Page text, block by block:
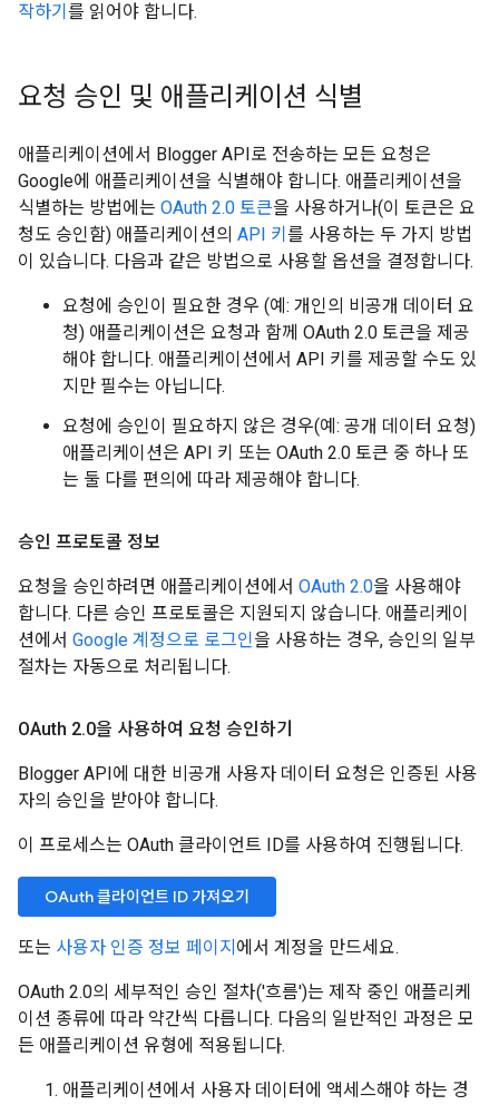
작하기 를 읽어야 합니다.
요청 승인 및 애플리케이션 식별
애플리케이션에서 Blogger API로 전송하는 모든 요청은
Google에 애플리케이션을 식별해야 합니다. 애플리케이션을
식별하는 방법에는 OAuth 2.0 토큰을 사용하거나(이 토큰은 요
청도 승인함) 애플리케이션의 API 키 를 사용하는 두 가지 방법
이 있습니다. 다음과 같은 방법으로 사용할 옵션을 결정합니다.
요청에 승인이 필요한 경우 (예: 개인의 비공개 데이터 요
청) 애플리케이션은 요청과 함께 OAuth 2.0 토큰을 제공
해야 합니다. 애플리케이션에서 API 키를 제공할 수도 있
지만 필수는 아닙니다.
요청에 승인이 필요하지 않은 경우(예: 공개 데이터 요청)
애플리케이션은 API 키 또는 OAuth 2.0 토큰 중 하나 또
는 둘 다를 편의에 따라 제공해야 합니다.
승인 프로토콜 정보
요청을 승인하려면 애플리케이션에서 OAuth 2.0을 사용해야
합니다. 다른 승인 프로토콜은 지원되지 않습니다. 애플리케이
션에서 Google 계정으로 로그인을 사용하는 경우, 승인의 일부
절차는 자동으로 처리됩니다.
OAuth 2.0을 사용하여 요청 승인하기
Blogger API에 대한 비공개 사용자 데이터 요청은 인증된 사용
자의 승인을 받아야 합니다.
이 프로세스는 OAuth 클라이언트 ID를 사용하여 진행됩니다.
OAuth 클라이언트 ID 가져오기
또는 사용자 인증 정보 페이지 에서 계정을 만드세요.
OAuth 2.0의 세부적인 승인 절차('흐름')는 제작 중인 애플리케
이션 종류에 따라 약간씩 다릅니다. 다음의 일반적인 과정은 모
든 애플리케이션 유형에 적용됩니다.
애플리케이션에서 사용자 데이터에 액세스해야 하는 경